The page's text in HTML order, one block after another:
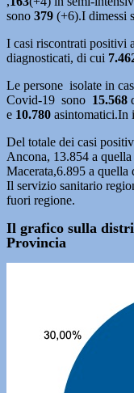
sono 379 (+6).I dimessi
I casi riscontrati positivi
diagnosticati, di cui
Le persone isolate in
Covid-19 sono 15.568
e 10.780 asintomatici.In
Del totale dei casi
Ancona, 13.854 a
Macerata,6.895 a
Il servizio sanitario
fuori regione.
Il grafico sulla
Provincia